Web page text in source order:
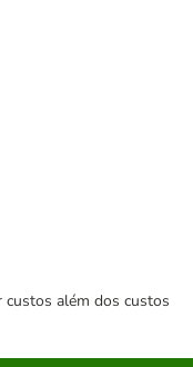
custos além dos custos